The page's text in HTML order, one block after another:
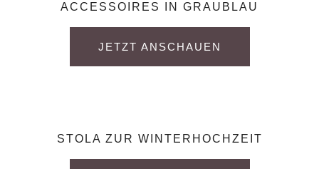
ACCESSOIRES IN GRAUBLAU
JETZT ANSCHAUEN
STOLA ZUR WINTERHOCHZEIT